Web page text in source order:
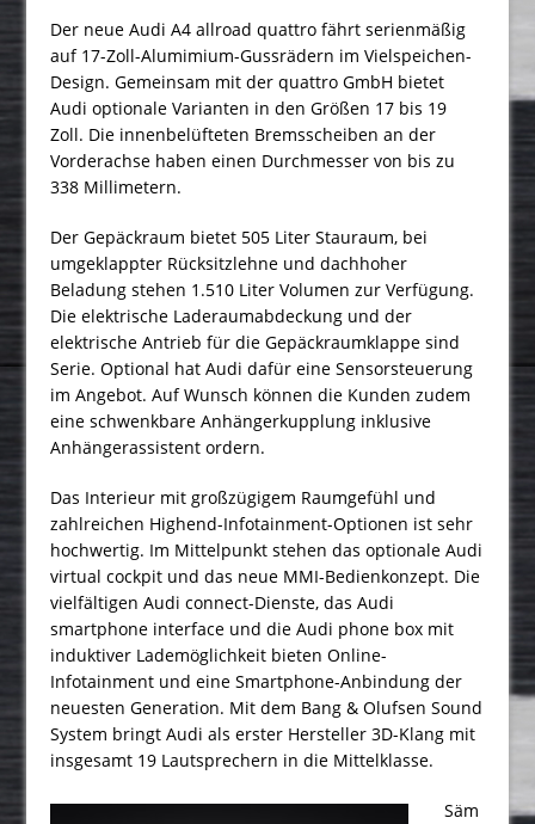
Der neue Audi A4 allroad quattro fährt serienmäßig
auf 17-Zoll-Alumimium-Gussrädern im Vielspeichen-
Design. Gemeinsam mit der quattro GmbH bietet
Audi optionale Varianten in den Größen 17 bis 19
Zoll. Die innenbelüfteten Bremsscheiben an der
Vorderachse haben einen Durchmesser von bis zu
338 Millimetern.
Der Gepäckraum bietet 505 Liter Stauraum, bei
umgeklappter Rücksitzlehne und dachhoher
Beladung stehen 1.510 Liter Volumen zur Verfügung.
Die elektrische Laderaumabdeckung und der
elektrische Antrieb für die Gepäckraumklappe sind
Serie. Optional hat Audi dafür eine Sensorsteuerung
im Angebot. Auf Wunsch können die Kunden zudem
eine schwenkbare Anhängerkupplung inklusive
Anhängerassistent ordern.
Das Interieur mit großzügigem Raumgefühl und
zahlreichen Highend-Infotainment-Optionen ist sehr
hochwertig. Im Mittelpunkt stehen das optionale Audi
virtual cockpit und das neue MMI-Bedienkonzept. Die
vielfältigen Audi connect-Dienste, das Audi
smartphone interface und die Audi phone box mit
induktiver Lademöglichkeit bieten Online-
Infotainment und eine Smartphone-Anbindung der
neuesten Generation. Mit dem Bang & Olufsen Sound
System bringt Audi als erster Hersteller 3D-Klang mit
insgesamt 19 Lautsprechern in die Mittelklasse.
Säm